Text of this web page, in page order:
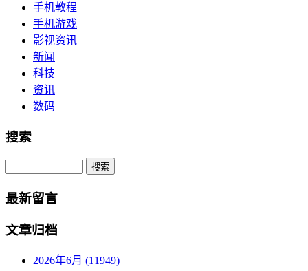
手机教程
手机游戏
影视资讯
新闻
科技
资讯
数码
搜索
Search
最新留言
文章归档
2026年6月 (11949)